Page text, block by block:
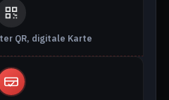
QR, digitale Karte